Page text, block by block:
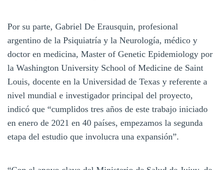
Por su parte, Gabriel De Erausquin, profesional
argentino de la Psiquiatría y la Neurología, médico y
doctor en medicina, Master of Genetic Epidemiology por
la Washington University School of Medicine de Saint
Louis, docente en la Universidad de Texas y referente a
nivel mundial e investigador principal del proyecto,
indicó que “cumplidos tres años de este trabajo iniciado
en enero de 2021 en 40 países, empezamos la segunda
etapa del estudio que involucra una expansión”.